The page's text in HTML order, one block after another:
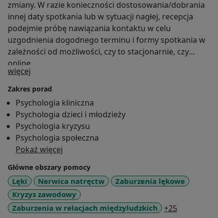
zmiany. W razie konieczności dostosowania/dobrania
innej daty spotkania lub w sytuacji nagłej, recepcja
podejmie próbę nawiązania kontaktu w celu
uzgodnienia dogodnego terminu i formy spotkania w
zależności od możliwości, czy to stacjonarnie, czy
online.
więcej
Zakres porad
Psychologia kliniczna
Psychologia dzieci i młodzieży
Psychologia kryzysu
Psychologia społeczna
Pokaż więcej
Główne obszary pomocy
Lęki Nerwica natręctw
Zaburzenia lękowe
Kryzys zawodowy
Zaburzenia w relacjach międzyludzkich
+25